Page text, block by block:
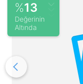
%13
Değerinin
Altında